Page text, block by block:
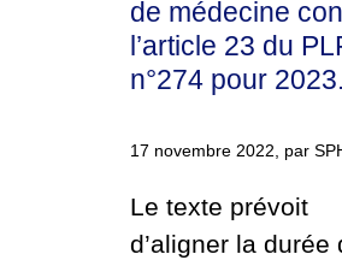
de médecine
l’article 23 du
n°274 pour 2023.
17 novembre 2022, par
Le texte prévoit
d’aligner la durée